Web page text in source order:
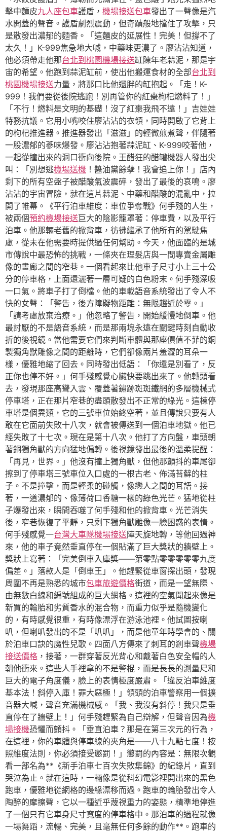
擊中麵皮九人座包車護盾， 機場接送包車發出了一聲像是汽
水開蓋的聲音。護盾劇烈震動，但奇蹟般地擋住了攻擊，只
是散發出濃郁的麵香。「這麵皮的延展性！完美！但撐不了
太久！」K-999焦急地大喊，中藥味更濃了。廖沾沾知道，
他必須帶走他那台北到桃園機場接送缸陳年老蒜泥，那是宇
宙的希望。他跑到蒜泥缸前，使出他搬運食材的全部台北到
桃園機場接送力量，將那口比他還胖的缸抱起。「走！K-
999！我們要從後院逃跑！別再管你的紅棗枸杞燃料了！」
「不行！燃料是文明的基礎！沒了紅棗我飛不遠！」吉娃娃
特務抗議。它用小嘴咬住廖沾沾的衣領，同時開啟了它背上
的枸杞推進器。推進器發出「滋滋」的輕微煎煮聲，伴隨著
一股濃郁的蔘味爆發。廖沾沾抱著蒜泥缸、K-999咬著他，
一起從撞出來的洞口衝向後院。王醋狂的醋罐機器人發出尖
叫：「別想逃機場送機 ！醬油黨餘孽！我會追上你！」店內
剩下的所有空盤子被醋酸氣波震碎，發出了最後的哀鳴。廖
沾沾的宇宙冒險，就在這片蒜泥、中藥和醋酸的混亂中，拉
開了帷幕。《平行泊車維度：車位爭奪戰》何手殘的人生，
被兩個預約機場接送巨大的陰影籠罩著：停車費，以及平行
泊車。他那輛老舊的掀背車，彷彿繼承了他所有的駕駛焦
慮，從未在他需要時提供過任何幫助。今天，他面臨的是城
市傳說中最恐怖的挑戰，一條夾在理髮店與一間專賣金屬雕
像的畫廊之間的窄巷。一個看起來比他車子尺寸小上三十公
分的停車格，上面還灑著一層可疑的白色粉末。何手殘深吸
一口氣。將車子打了倒檔。他的車載語音系統發出了令人不
快的女聲：「警告，後方障礙物距離：無限趨近於零。」
「請考慮放棄治療。」他忽略了警告，開始緩慢地倒車。他
最討厭的不是語音系統，而是那兩塊永遠在關鍵時刻自動收
折的後視鏡。當他需要它們來判斷車體與那座價值不菲的銅
製獨角獸雕像之間的距離時，它們卻像兩片羞澀的耳朵一
樣，優雅地縮了回去。同時發出低語：「你還是別看了，反
正你也停不好。」何手殘感覺心臟快要跳出來了。他轉頭看
去，發現那座高聳入雲、覆蓋著鏽跡斑斑鐵網的多層機械式
停車塔，正在那片窄巷的盡頭散發出不正常的綠光。這棟停
車塔是個異類，它的三號車位始終空著，並且傳說只要有人
敢在它面前失敗十八次，就會被傳送到一個泊車地獄。他已
經失敗了十七次。現在是第十八次。他打了方向盤，車頭朝
著銅獨角獸的方向猛地偏轉。後視鏡發出最後的溫柔提醒：
「再見，世界。」他沒有撞上獨角獸，但他那顫抖的車尾卻
擦到了停車塔三號車位入口處的一根古老、佈滿苔蘚的柱
子。不是撞擊，而是輕柔的碰觸，像戀人之間的耳語。接
著，一道濃郁的、像薄荷口香糖一樣的綠色光芒。猛地從柱
子爆發出來，瞬間吞噬了何手殘和他的掀背車。光芒消失
後，窄巷恢復了平靜，只剩下獨角獸雕像一臉困惑的表情。
何手殘感覺一台灣大車隊機場接送陣天旋地轉，等他回過神
來，他的車子竟然垂直停在一個貼滿了巨大獎狀的牆壁上。
獎狀上寫著：「完美倒車入庫獎——第零點零零零零零九度
偏差。」落款人是「倒車王」。他趕緊從車窗探出頭，發現
周圍不再是熟悉的城市包車旅遊價格街道，而是一望無際、
由無數白線和編號組成的巨大網格。這裡的空氣聞起來像是
新買的輪胎和劣質香水的混合物，而重力似乎是隨機變化
的，有時感覺很重，有時像漂浮在游泳池裡。他試圖按喇
叭，但喇叭發出的不是「叭叭」，而是他童年時學會的、關
於泊車口訣的魔性兒歌。四面八方傳來了刺耳的剎車聲機場
接送價格 ，接著，一群穿著反光背心和戴著白色安全帽的人
朝他衝來。這些人手裡拿的不是警棍，而是長長的測量尺和
巨大的電子角度儀，臉上的表情極度嚴肅。「違反泊車維度
基本法！斜停入庫！罪大惡極！」領頭的泊車警察用一個擴
音器大喊，聲音充滿機械感。「我、我沒有斜停！我只是垂
直停在了牆壁上！」何手殘趕緊為自己辯解，但聲音因為機
場接機恐懼而顫抖。「垂直泊車？那是在第三次元的行為，
在這裡，你的車體與停車線的夾角是——八十九點七度！按
照維度法則，你必須接受懲罰！」懲罰的內容是：無限次觀
看一部名為**《新手泊車七百次失敗集錦》的紀錄片，直到
哭泣為止。就在這時，一輛像是從科幻電影裡開出來的黑色
跑車，優雅地從網格的邊緣漂移而過。跑車的輪胎發出令人
陶醉的摩擦聲，它以一種近乎蔑視重力的姿態，精準地停進
了一個只有它車身尺寸寬度的停車格中。那泊車的過程就像
一場舞蹈，流暢、完美，且毫無任何多餘的動作**。跑車的